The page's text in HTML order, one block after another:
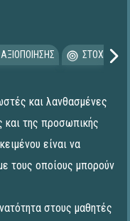
και λανθασμένες
και της προσωπικής
είναι να
τους οποίους μπορούν
στους μαθητές